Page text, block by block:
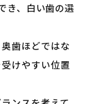
き、白い歯の選
歯ほどではな
けやすい位置